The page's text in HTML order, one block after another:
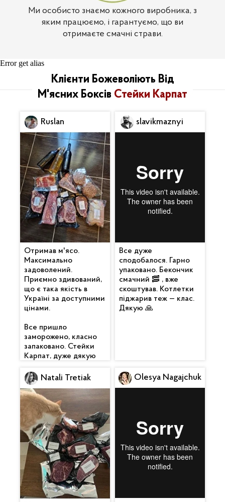
Ми особисто знаємо кожного виробника, з
яким працюємо, і гарантуємо, що ви
отримаєте смачні страви.
Error get alias
Клієнти Божеволіють Від
М'ясних Боксів Стейки Карпат
Отримав м'ясо.
Максимально
задоволений.
Приємно здивований,
що є така якість в
Україні за доступними
цінами.
Все пришло
заморожено, класно
запаковано. Стейки
Карпат, дуже дякую
Ruslan
Natali Tretiak Olesya Nagajchuk
Все дуже
сподобалося. Гарно
упаковано. Бекончик
смачний 🥓 , вже
скоштував. Котлетки
піджарив теж — клас.
Дякую 🙏
slavikmaznyi